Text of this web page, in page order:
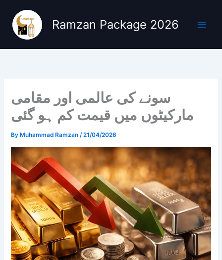
content
Ramzan Package 2026
سونے کی عالمی اور مقامی
مارکیٹوں میں قیمت کم ہو گئی
By Muhammad Ramzan/21/04/2026